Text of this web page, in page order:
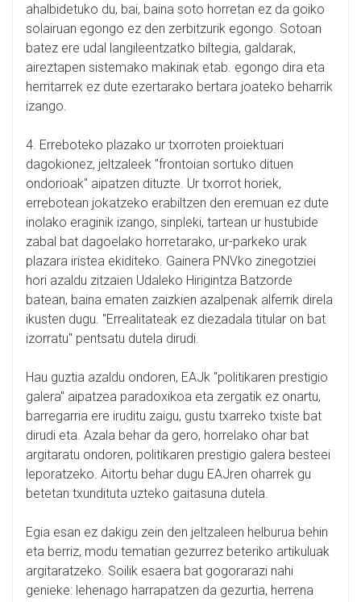
ahalbidetuko du, bai, baina soto horretan ez da goiko
solairuan egongo ez den zerbitzurik egongo. Sotoan
batez ere udal langileentzatko biltegia, galdarak,
aireztapen sistemako makinak etab. egongo dira eta
herritarrek ez dute ezertarako bertara joateko beharrik
izango.
4. Erreboteko plazako ur txorroten proiektuari
dagokionez, jeltzaleek "frontoian sortuko dituen
ondorioak" aipatzen dituzte. Ur txorrot horiek,
errebotean jokatzeko erabiltzen den eremuan ez dute
inolako eraginik izango, sinpleki, tartean ur hustubide
zabal bat dagoelako horretarako, ur-parkeko urak
plazara iristea ekiditeko. Gainera PNVko zinegotziei
hori azaldu zitzaien Udaleko Hirigintza Batzorde
batean, baina ematen zaizkien azalpenak alferrik direla
ikusten dugu. "Errealitateak ez diezadala titular on bat
izorratu" pentsatu dutela dirudi.
Hau guztia azaldu ondoren, EAJk "politikaren prestigio
galera" aipatzea paradoxikoa eta zergatik ez onartu,
barregarria ere iruditu zaigu, gustu txarreko txiste bat
dirudi eta. Azala behar da gero, horrelako ohar bat
argitaratu ondoren, politikaren prestigio galera besteei
leporatzeko. Aitortu behar dugu EAJren oharrek gu
betetan txundituta uzteko gaitasuna dutela.
Egia esan ez dakigu zein den jeltzaleen helburua behin
eta berriz, modu tematian gezurrez beteriko artikuluak
argitaratzeko. Soilik esaera bat gogorarazi nahi
genieke: lehenago harrapatzen da gezurtia, herrena